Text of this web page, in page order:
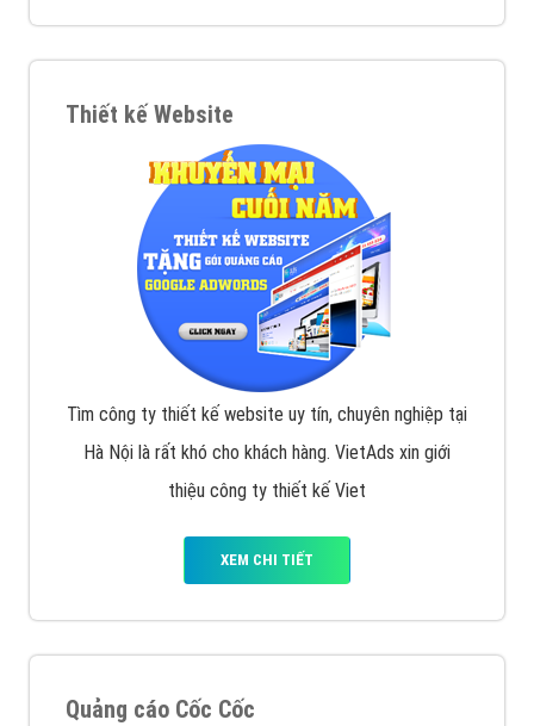
Thiết kế Website
Tìm công ty thiết kế website uy tín, chuyên nghiệp tại
Hà Nội là rất khó cho khách hàng. VietAds xin giới
thiệu công ty thiết kế Viet
XEM CHI TIẾT
Quảng cáo Cốc Cốc